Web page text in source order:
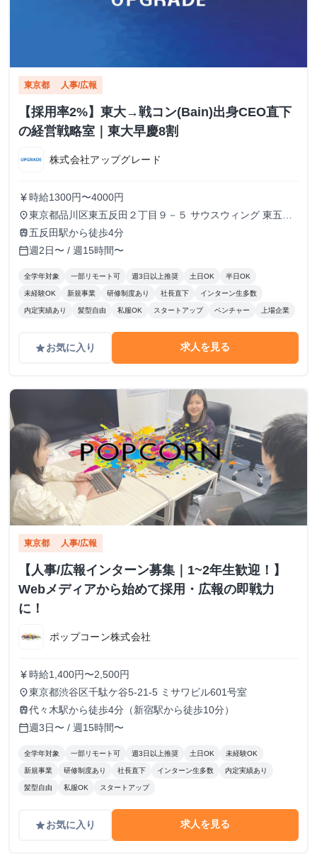
東京都 人事/広報
【採用率2%】東大→戦コン(Bain)出身CEO直下
の経営戦略室｜東大早慶8割
株式会社アップグレード
currency_yen 時給1300円〜4000円
place東京都品川区東五反田２丁目９－５ サウスウィング 東五反
田５階
train 五反田駅から徒歩4分
calendar_today週2日〜 / 週15時間〜
全学年対象 一部リモート可 週3日以上推奨 土日OK 半日OK
未経験OK 新規事業 研修制度あり 社長直下 インターン生多数
内定実績あり 髪型自由 私服OK スタートアップ ベンチャー 上場企業
gradeお気に入り 求人を見る
東京都 人事/広報
【人事/広報インターン募集｜1~2年生歓迎！】
Webメディアから始めて採用・広報の即戦力
に！
ポップコーン株式会社
currency_yen 時給1,400円〜2,500円
place東京都渋谷区千駄ケ谷5-21-5 ミサワビル601号室
train代々木駅から徒歩4分（新宿駅から徒歩10分）
calendar_today週3日〜 / 週15時間〜
全学年対象 一部リモート可 週3日以上推奨 土日OK 未経験OK
新規事業 研修制度あり 社長直下 インターン生多数 内定実績あり
髪型自由 私服OK スタートアップ
gradeお気に入り 求人を見る